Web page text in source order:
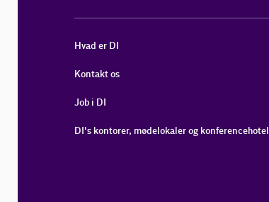
Hvad er DI
Kontakt os
Job i DI
DI's kontorer, mødelokaler og konferencehotel